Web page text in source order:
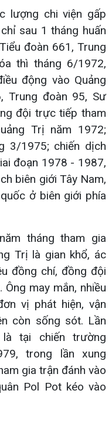
lượng chi viện gấp
sau 1 tháng huấn
đoàn 661, Trung
thì tháng 6/1972,
động vào Quảng
Trung đoàn 95, Sư
đội trực tiếp tham
Trị năm 1972;
3/1975; chiến dịch
đoạn 1978 - 1987,
biên giới Tây Nam,
ở biên giới phía
tháng tham gia
Trị là gian khổ, ác
đồng chí, đồng đội
may mắn, nhiều
vị phát hiện, vận
còn sống sót. Lần
tại chiến trường
trong lần xung
gia trận đánh vào
Pol Pot kéo vào